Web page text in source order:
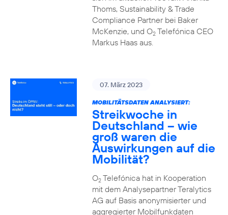
Thoms, Sustainability & Trade
Compliance Partner bei Baker
McKenzie, und O2Telefónica CEO
Markus Haas aus.
07. März 2023
MOBILITÄTSDATEN ANALYSIERT:
Streikwoche in
Deutschland – wie
groß waren die
Auswirkungen auf die
Mobilität?
O2Telefónica hat in Kooperation
mit dem Analysepartner Teralytics
AG auf Basis anonymisierter und
aggregierter Mobilfunkdaten